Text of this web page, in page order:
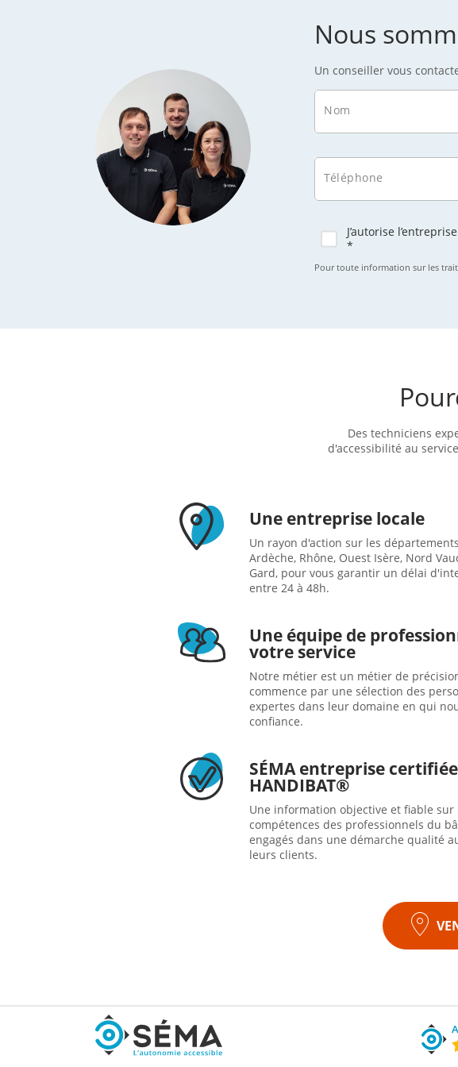
Nous
Un conseiller vous
Nom
Téléphone
J’autorise
*
Pour toute information sur les
Des techniciens
d'accessibilité au
Une entreprise locale
Un rayon d'action sur les
Ardèche, Rhône, Ouest Isère, Nord
Gard, pour vous garantir un délai
entre 24 à 48h.
Une équipe de
votre service
Notre métier est un métier de
commence par une sélection des
expertes dans leur domaine en qui
confiance.
SÉMA entreprise certifiée
HANDIBAT®
Une information objective et fiable sur
compétences des professionnels du
engagés dans une démarche qualité
leurs clients.